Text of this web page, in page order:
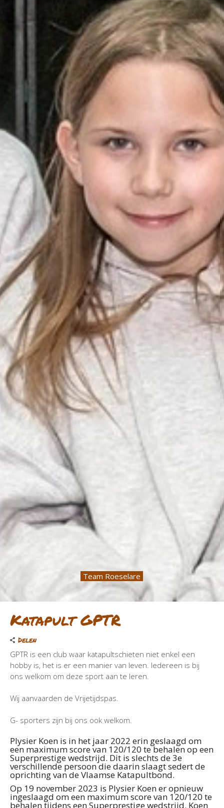
Team Roeselare
Katapult GPTR
Delen
GPTR is een club waar katapultschieten niet enkel een
hobby is, het is er een manier van leven. Iedereen is bij
ons welkom om deze sport aan te leren.
Wij aanvaarden de Vrijetijdspas.
G- sporters zijn bij ons ook welkom.
Plysier Koen is in het jaar 2022 erin geslaagd om
een maximum score van 120/120 te behalen op een
Superprestige wedstrijd. Dit is slechts de 3e
verschillende persoon die daarin slaagt sedert de
oprichting van de Vlaamse Katapultbond.
Op 19 november 2023 is Plysier Koen er opnieuw
ingeslaagd om een maximum score van 120/120 te
behalen tijdens een Superprestige wedstrijd. Koen